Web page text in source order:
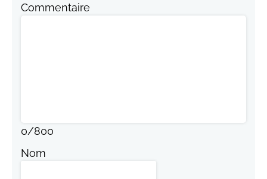
Commentaire
0/800
Nom